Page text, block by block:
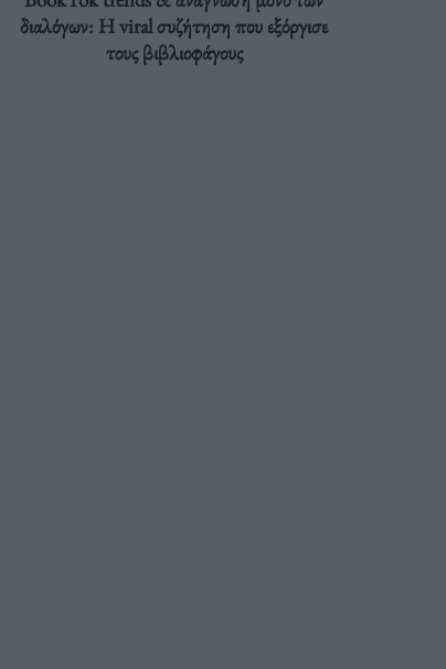
διαλόγων: Η viral συζήτηση που εξόργισε
τους βιβλιοφάγους